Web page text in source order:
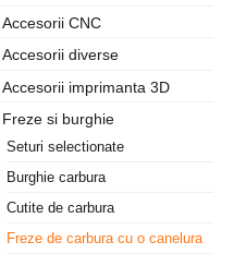
Accesorii CNC
Accesorii diverse
Accesorii imprimanta 3D
Freze si burghie
Seturi selectionate
Burghie carbura
Cutite de carbura
Freze de carbura cu o canelura